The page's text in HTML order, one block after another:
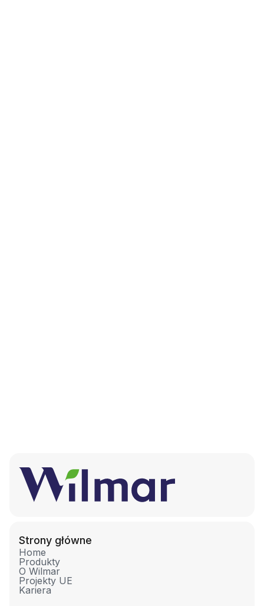
Strony główne
Home
Produkty
O Wilmar
Projekty UE
Kariera